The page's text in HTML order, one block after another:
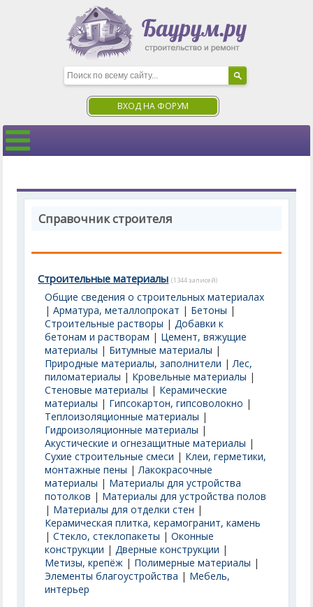
ВХОД НА ФОРУМ
Справочник строителя
Строительные материалы (1344 записей)
Общие сведения о строительных материалах
|Арматура, металлопрокат | Бетоны |
Строительные растворы |Добавки к
бетонам и растворам | Цемент, вяжущие
материалы | Битумные материалы |
Природные материалы, заполнители |Лес,
пиломатериалы | Кровельные материалы |
Стеновые материалы | Керамические
материалы | Гипсокартон, гипсоволокно |
Теплоизоляционные материалы |
Гидроизоляционные материалы |
Акустические и огнезащитные материалы |
Сухие строительные смеси | Клеи, герметики,
монтажные пены |Лакокрасочные
материалы | Материалы для устройства
потолков | Материалы для устройства полов
| Материалы для отделки стен |
Керамическая плитка, керамогранит, камень
|Стекло, стеклопакеты |Оконные
конструкции |Дверные конструкции |
Метизы, крепёж | Полимерные материалы |
Элементы благоустройства | Мебель,
интерьер